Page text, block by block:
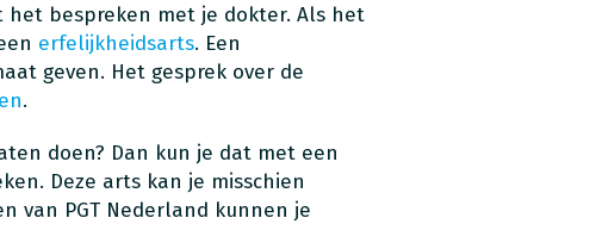
het bespreken met je dokter. Als het
erfelijkheidsarts. Een
geven. Het gesprek over de
.
doen? Dan kun je dat met een
Deze arts kan je misschien
van PGT Nederland kunnen je